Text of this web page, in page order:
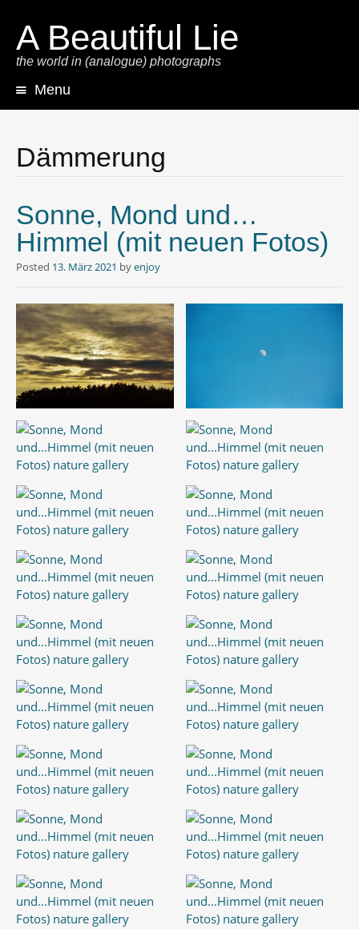
A Beautiful Lie
the world in (analogue) photographs
Menu
Dämmerung
Sonne, Mond und…
Himmel (mit neuen Fotos)
Posted 13. März 2021 byenjoy